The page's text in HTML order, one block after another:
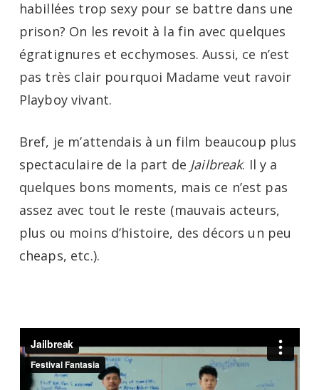
habillées trop sexy pour se battre dans une
prison? On les revoit à la fin avec quelques
égratignures et ecchymoses. Aussi, ce n’est
pas très clair pourquoi Madame veut ravoir
Playboy vivant.
Bref, je m’attendais à un film beaucoup plus
spectaculaire de la part de Jailbreak. Il y a
quelques bons moments, mais ce n’est pas
assez avec tout le reste (mauvais acteurs,
plus ou moins d’histoire, des décors un peu
cheaps, etc.).